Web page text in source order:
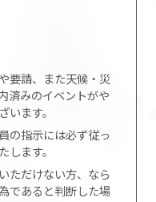
要請、また天候・災
済みのイベントがや
ます。
の指示には必ず従っ
ます。
ただけない方、なら
であると判断した場